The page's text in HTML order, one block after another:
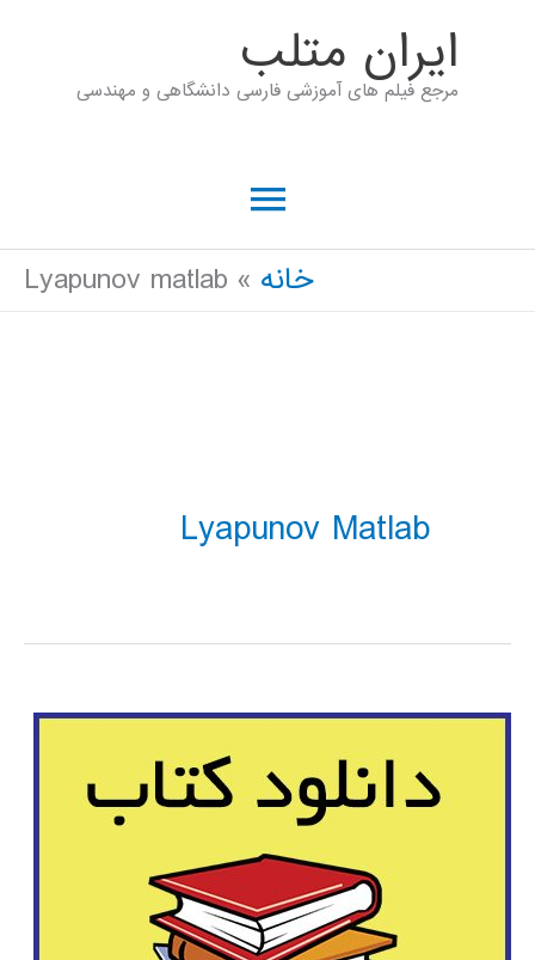
ايران متلب
مرجع فیلم های آموزشی فارسی دانشگاهی و مهندسی
فهرست
اصلی
خانه Lyapunov matlab
Lyapunov Matlab